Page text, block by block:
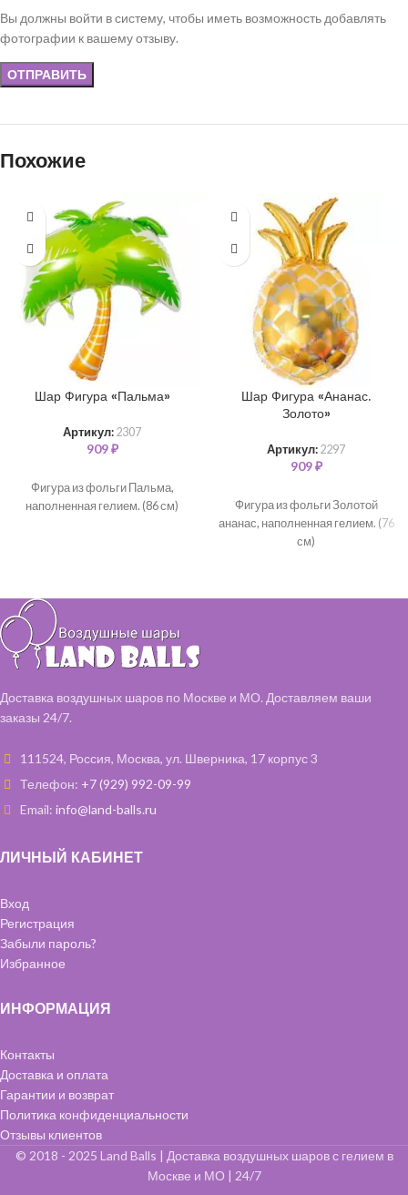
Вы должны войти в систему, чтобы иметь возможность добавлять
фотографии к вашему отзыву.
Похожие
Шар Фигура «Пальма»
Артикул: 2307
909₽
Фигура из фольги Пальма,
наполненная гелием. (86 см)
Шар Фигура «Ананас.
Золото»
Артикул: 2297
909₽
Фигура из фольги Золотой
ананас, наполненная гелием. (76
см)
Доставка воздушных шаров по Москве и МО. Доставляем ваши
заказы 24/7.
111524, Россия, Москва, ул. Шверника, 17 корпус 3
Телефон: +7 (929) 992-09-99
Email: info@land-balls.ru
ЛИЧНЫЙ КАБИНЕТ
Вход
Регистрация
Забыли пароль?
Избранное
ИНФОРМАЦИЯ
Контакты
Доставка и оплата
Гарантии и возврат
Политика конфиденциальности
Отзывы клиентов
© 2018 - 2025 Land Balls | Доставка воздушных шаров с гелием в
Москве и МО | 24/7